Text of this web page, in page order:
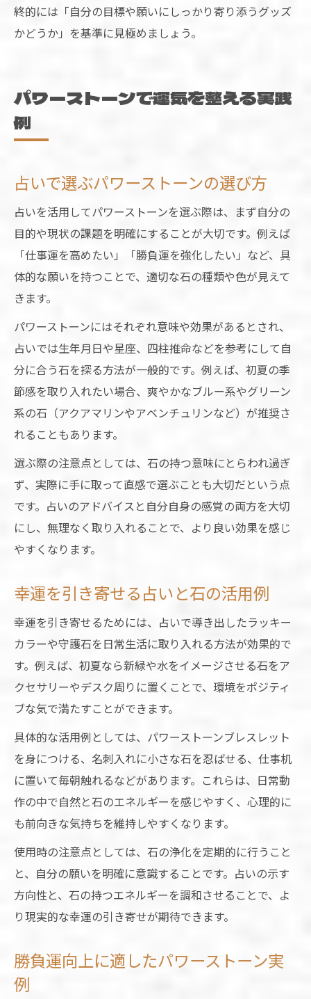
終的には「自分の目標や願いにしっかり寄り添うグッズ
かどうか」を基準に見極めましょう。
パワーストーンで運気を整える実践
例
占いで選ぶパワーストーンの選び方
占いを活用してパワーストーンを選ぶ際は、まず自分の
目的や現状の課題を明確にすることが大切です。例えば
「仕事運を高めたい」「勝負運を強化したい」など、具
体的な願いを持つことで、適切な石の種類や色が見えて
きます。
パワーストーンにはそれぞれ意味や効果があるとされ、
占いでは生年月日や星座、四柱推命などを参考にして自
分に合う石を探る方法が一般的です。例えば、初夏の季
節感を取り入れたい場合、爽やかなブルー系やグリーン
系の石（アクアマリンやアベンチュリンなど）が推奨さ
れることもあります。
選ぶ際の注意点としては、石の持つ意味にとらわれ過ぎ
ず、実際に手に取って直感で選ぶことも大切だという点
です。占いのアドバイスと自分自身の感覚の両方を大切
にし、無理なく取り入れることで、より良い効果を感じ
やすくなります。
幸運を引き寄せる占いと石の活用例
幸運を引き寄せるためには、占いで導き出したラッキー
カラーや守護石を日常生活に取り入れる方法が効果的で
す。例えば、初夏なら新緑や水をイメージさせる石をア
クセサリーやデスク周りに置くことで、環境をポジティ
ブな気で満たすことができます。
具体的な活用例としては、パワーストーンブレスレット
を身につける、名刺入れに小さな石を忍ばせる、仕事机
に置いて毎朝触れるなどがあります。これらは、日常動
作の中で自然と石のエネルギーを感じやすく、心理的に
も前向きな気持ちを維持しやすくなります。
使用時の注意点としては、石の浄化を定期的に行うこと
と、自分の願いを明確に意識することです。占いの示す
方向性と、石の持つエネルギーを調和させることで、よ
り現実的な幸運の引き寄せが期待できます。
勝負運向上に適したパワーストーン実
例